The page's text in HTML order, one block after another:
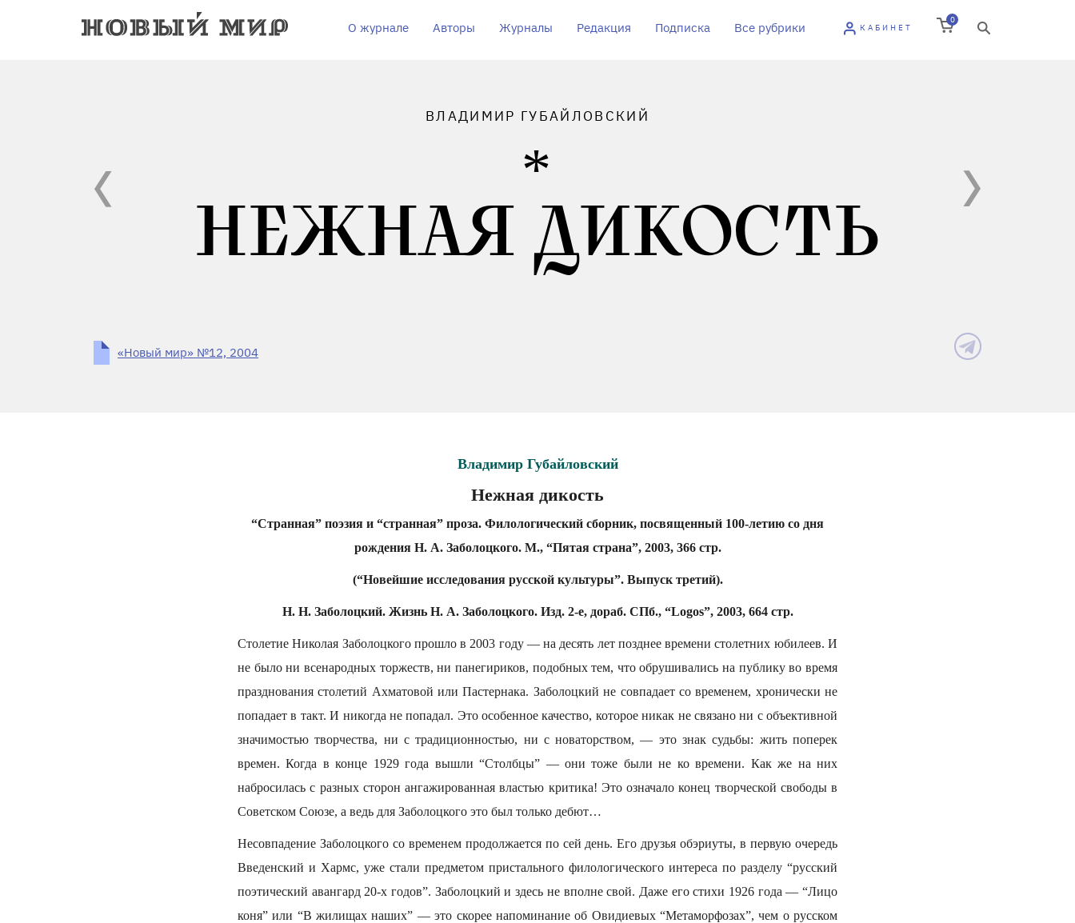
О журнале Авторы Журналы Редакция Подписка Все рубрики КАБИНЕТ
0
ВЛАДИМИР ГУБАЙЛОВСКИЙ
НЕЖНАЯ ДИКОСТЬ
«Новый мир» №12, 2004
Владимир Губайловский
Нежная дикость
“Странная” поэзия и “странная” проза. Филологический сборник, посвященный 100-летию со дня
рождения Н. А. Заболоцкого. М., “Пятая страна”, 2003, 366 стр.
(“Новейшие исследования русской культуры”. Выпуск третий).
Н. Н. Заболоцкий. Жизнь Н. А. Заболоцкого. Изд. 2-е, дораб. СПб., “Logos”, 2003, 664 стр.
Столетие Николая Заболоцкого прошло в 2003 году — на десять лет позднее времени столетних юбилеев. И
не было ни всенародных торжеств, ни панегириков, подобных тем, что обрушивались на публику во время
празднования столетий Ахматовой или Пастернака. Заболоцкий не совпадает со временем, хронически не
попадает в такт. И никогда не попадал. Это особенное качество, которое никак не связано ни с объективной
значимостью творчества, ни с традиционностью, ни с новаторством, — это знак судьбы: жить поперек
времен. Когда в конце 1929 года вышли “Столбцы” — они тоже были не ко времени. Как же на них
набросилась с разных сторон ангажированная властью критика! Это означало конец творческой свободы в
Советском Союзе, а ведь для Заболоцкого это был только дебют…
Несовпадение Заболоцкого со временем продолжается по сей день. Его друзья обэриуты, в первую очередь
Введенский и Хармс, уже стали предметом пристального филологического интереса по разделу “русский
поэтический авангард 20-х годов”. Заболоцкий и здесь не вполне свой. Даже его стихи 1926 года — “Лицо
коня” или “В жилищах наших” — это скорее напоминание об Овидиевых “Метаморфозах”, чем о русском